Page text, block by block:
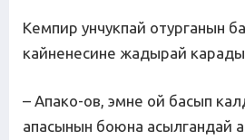
Кемпир унчукпай отурганын
кайненесине жадырай
– Апако-ов, эмне ой басып
апасынын боюна асылгандай